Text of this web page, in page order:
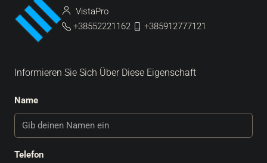
VistaPro
+38552221162
+385912777121
Informieren Sie Sich Über Diese Eigenschaft
Name
Telefon